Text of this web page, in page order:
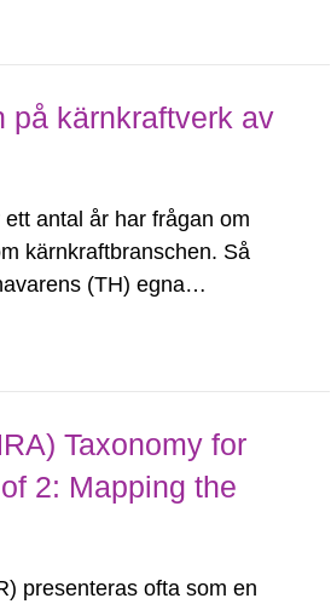
på kärnkraftverk av
antal år har frågan om
kärnkraftbranschen. Så
(TH) egna
Taxonomy for
2: Mapping the
presenteras ofta som en